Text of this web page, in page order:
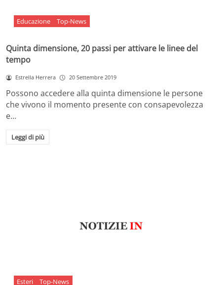
Educazione Top-News
Quinta dimensione, 20 passi per attivare le linee del
tempo
Estrella Herrera 20 Settembre 2019
Possono accedere alla quinta dimensione le persone
che vivono il momento presente con consapevolezza
e…
Leggi di più
Esteri Top-News